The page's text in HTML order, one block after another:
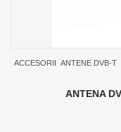
ACCESORII ANTENE DVB-T
ANTENA